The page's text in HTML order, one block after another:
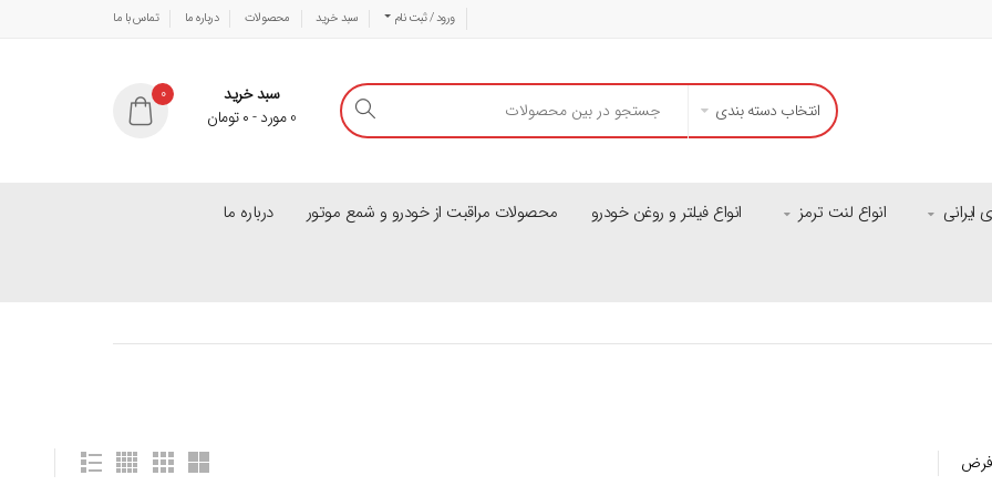
ورود / ثبت نام سبد خرید محصولات درباره ما تماس با ما
انتخاب دسته بندی
0
سبد خرید
0مورد-۰ تومان
انواع لنت ترمز انواع فیلتر و روغن خودرو محصولات مراقبت از خودرو و شمع موتور درباره ما